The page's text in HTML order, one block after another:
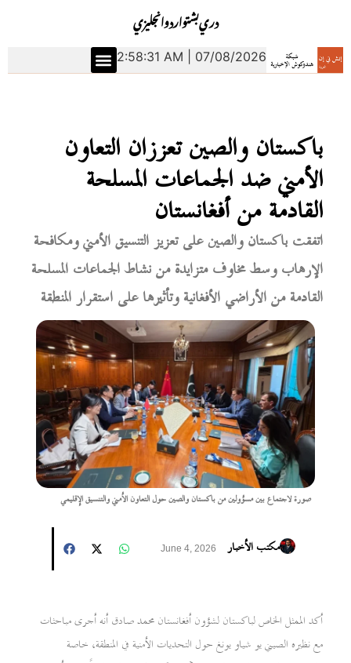
انجليزياردوبشتودري
2:58:32 AM | 07/08/2026
باكستان والصين تعززان التعاون
الأمني ضد الجماعات المسلحة
القادمة من أفغانستان
اتفقت باكستان والصين على تعزيز التنسيق الأمني ومكافحة
الإرهاب وسط مخاوف متزايدة من نشاط الجماعات المسلحة
القادمة من الأراضي الأفغانية وتأثيرها على استقرار المنطقة
صورة لاجتماع بين مسؤولين من باكستان والصين حول التعاون الأمني والتنسيق الإقليمي
مكتب الأخبار June 4, 2026
أكد الممثل الخاص لباكستان لشؤون أفغانستان محمد صادق أنه أجرى مباحثات
مع نظيره الصيني يو شياو يونغ حول التحديات الأمنية في المنطقة، خاصة